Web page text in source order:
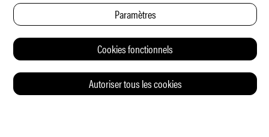
Paramètres
Cookies fonctionnels
Autoriser tous les cookies